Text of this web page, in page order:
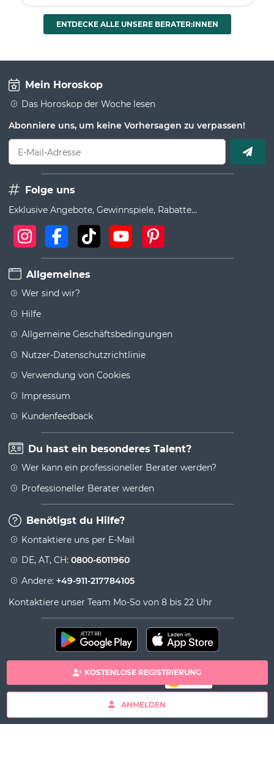
KOSTENLOSE REGISTRIERUNG
ANMELDEN
ENTDECKE ALLE UNSERE BERATER:INNEN
Mein Horoskop
Das Horoskop der Woche lesen
Abonniere uns, um keine Vorhersagen zu verpassen!
E-Mail-Adresse
Folge uns
Exklusive Angebote, Gewinnspiele, Rabatte...
Allgemeines
Wer sind wir?
Hilfe
Allgemeine Geschäftsbedingungen
Nutzer-Datenschutzrichtlinie
Verwendung von Cookies
Impressum
Kundenfeedback
Du hast ein besonderes Talent?
Wer kann ein professioneller Berater werden?
Professioneller Berater werden
Benötigst du Hilfe?
Kontaktiere uns per E-Mail
DE, AT, CH: 0800-6011960
Andere: +49-911-217784105
Kontaktiere unser Team Mo-So von 8 bis 22 Uhr
100% sichere Zahlung
Copyright& copy 2026 Viversum - Powered by Ingenio